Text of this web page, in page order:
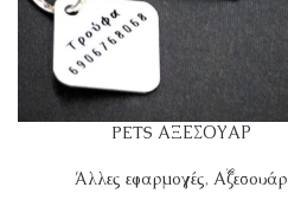
PETS ΑΞΕΣΟΥΑΡ
Άλλες εφαρμογές,Αξεσουάρ